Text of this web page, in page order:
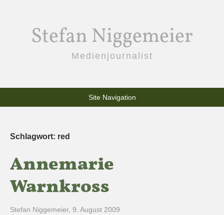
Stefan Niggemeier
Medienjournalist
Site Navigation
Schlagwort: red
Annemarie
Warnkross
Stefan Niggemeier, 9. August 2009